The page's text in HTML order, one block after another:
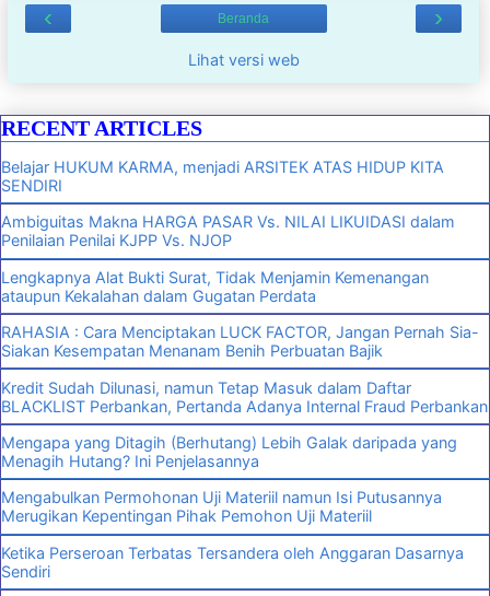
‹ ›
Beranda
Lihat versi web
RECENT ARTICLES
Belajar HUKUM KARMA, menjadi ARSITEK ATAS HIDUP KITA
SENDIRI
Ambiguitas Makna HARGA PASAR Vs. NILAI LIKUIDASI dalam
Penilaian Penilai KJPP Vs. NJOP
Lengkapnya Alat Bukti Surat, Tidak Menjamin Kemenangan
ataupun Kekalahan dalam Gugatan Perdata
RAHASIA : Cara Menciptakan LUCK FACTOR, Jangan Pernah Sia-
Siakan Kesempatan Menanam Benih Perbuatan Bajik
Kredit Sudah Dilunasi, namun Tetap Masuk dalam Daftar
BLACKLIST Perbankan, Pertanda Adanya Internal Fraud Perbankan
Mengapa yang Ditagih (Berhutang) Lebih Galak daripada yang
Menagih Hutang? Ini Penjelasannya
Mengabulkan Permohonan Uji Materiil namun Isi Putusannya
Merugikan Kepentingan Pihak Pemohon Uji Materiil
Ketika Perseroan Terbatas Tersandera oleh Anggaran Dasarnya
Sendiri